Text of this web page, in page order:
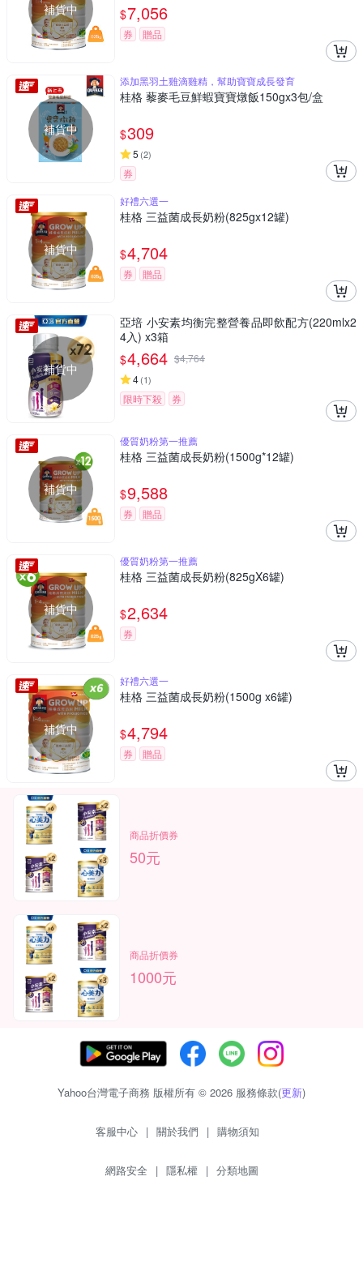
補貨中 $7,056
券 贈品
補貨中
添加黑羽土雞滴雞精，幫助寶寶成長發育
桂格 藜麥毛豆鮮蝦寶寶燉飯150gx3包/盒
$309
5 (2)
券
補貨中
好禮六選一
桂格 三益菌成長奶粉(825gx12罐)
$4,704
券 贈品
補貨中
亞培 小安素均衡完整營養品即飲配方(220mlx2
4入) x3箱
$4,664 $4,764
4(1)
限時下殺 券
補貨中
優質奶粉第一推薦
桂格 三益菌成長奶粉(1500g*12罐)
$9,588
券 贈品
補貨中
優質奶粉第一推薦
桂格 三益菌成長奶粉(825gX6罐)
$2,634
券
補貨中
好禮六選一
桂格 三益菌成長奶粉(1500g x6罐)
$4,794
券 贈品
商品折價券
50元
商品折價券
1000元
Yahoo台灣電子商務 版權所有 © 2026 服務條款(更新)
客服中心 | 關於我們 | 購物須知
網路安全 | 隱私權 | 分類地圖